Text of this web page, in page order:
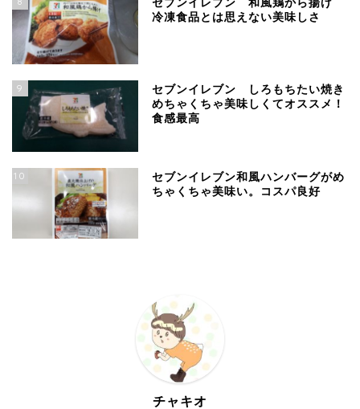
セブンイレブン 和風鶏から揚げ
冷凍食品とは思えない美味しさ
9
セブンイレブン しろもちたい焼き
めちゃくちゃ美味しくてオススメ！
食感最高
10
セブンイレブン和風ハンバーグがめ
ちゃくちゃ美味い。コスパ良好
チャキオ